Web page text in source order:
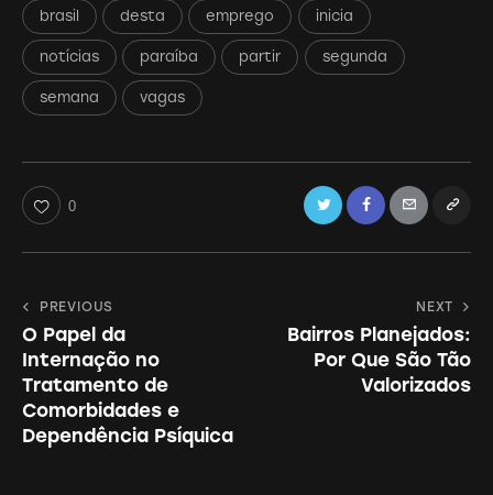
brasil desta emprego inicia
notícias paraíba partir segunda
semana vagas
0 Twitter FacebookEmail Copy
Navegação
de
Post
PREVIOUS
O Papel da
Internação no
Tratamento de
Comorbidades e
Dependência Psíquica
NEXT
Bairros Planejados:
Por Que São Tão
Valorizados